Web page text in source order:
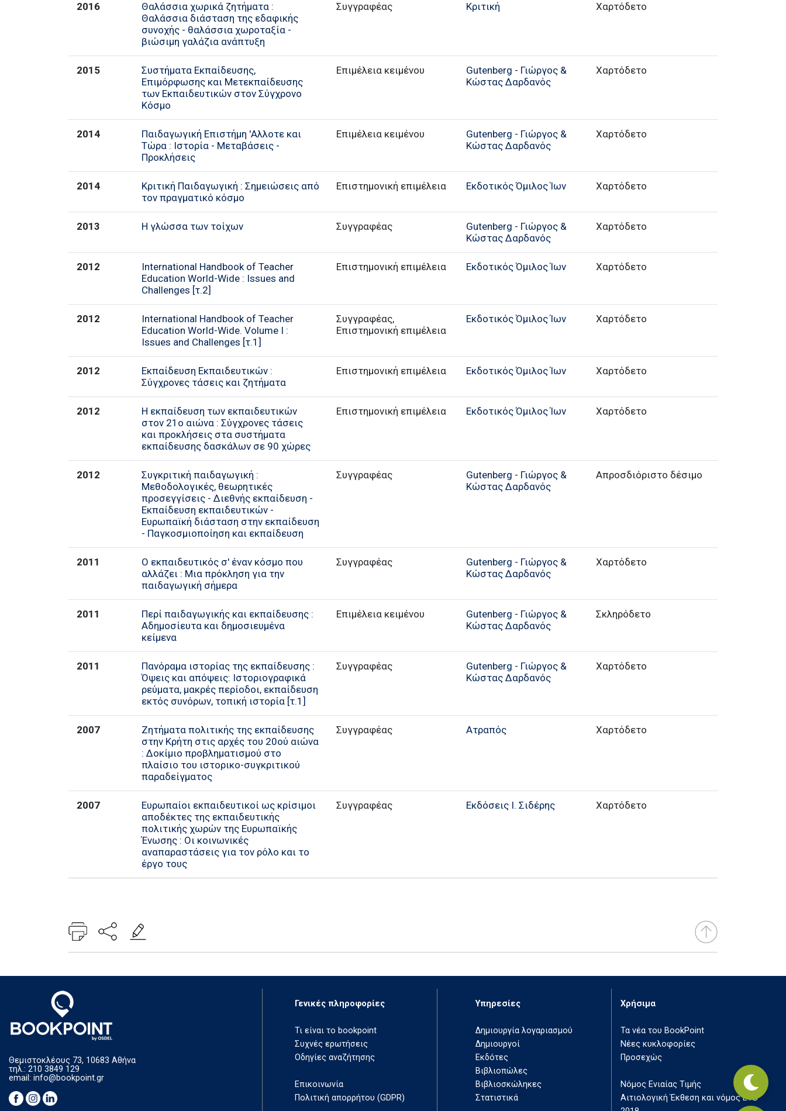
2016
Θαλάσσια χωρικά ζητήματα :
Θαλάσσια διάσταση της εδαφικής
συνοχής - θαλάσσια χωροταξία -
βιώσιμη γαλάζια ανάπτυξη
Συγγραφέας Κριτική Χαρτόδετο
2015
Συστήματα Εκπαίδευσης,
Επιμόρφωσης και Μετεκπαίδευσης
των Εκπαιδευτικών στον Σύγχρονο
Κόσμο
Επιμέλεια κειμένου
Gutenberg - Γιώργος &
Κώστας Δαρδανός
Χαρτόδετο
2014
Παιδαγωγική Επιστήμη 'Αλλοτε και
Τώρα : Ιστορία - Μεταβάσεις -
Προκλήσεις
Επιμέλεια κειμένου
Gutenberg - Γιώργος &
Κώστας Δαρδανός
Χαρτόδετο
2014
Κριτική Παιδαγωγική : Σημειώσεις από
τον πραγματικό κόσμο
Επιστημονική επιμέλεια Εκδοτικός Όμιλος Ίων Χαρτόδετο
2013 Η γλώσσα των τοίχων Συγγραφέας
Gutenberg - Γιώργος &
Κώστας Δαρδανός
Χαρτόδετο
2012
International Handbook of Teacher
Education World-Wide : Issues and
Challenges [τ.2]
Επιστημονική επιμέλεια Εκδοτικός Όμιλος Ίων Χαρτόδετο
2012
International Handbook of Teacher
Education World-Wide. Volume I :
Issues and Challenges [τ.1]
Συγγραφέας,
Επιστημονική επιμέλεια
Εκδοτικός Όμιλος Ίων Χαρτόδετο
2012
Εκπαίδευση Εκπαιδευτικών :
Σύγχρονες τάσεις και ζητήματα
Επιστημονική επιμέλεια Εκδοτικός Όμιλος Ίων Χαρτόδετο
2012
Η εκπαίδευση των εκπαιδευτικών
στον 21ο αιώνα : Σύγχρονες τάσεις
και προκλήσεις στα συστήματα
εκπαίδευσης δασκάλων σε 90 χώρες
Επιστημονική επιμέλεια Εκδοτικός Όμιλος Ίων Χαρτόδετο
2012
Συγκριτική παιδαγωγική :
Μεθοδολογικές, θεωρητικές
προσεγγίσεις - Διεθνής εκπαίδευση -
Εκπαίδευση εκπαιδευτικών -
Ευρωπαϊκή διάσταση στην εκπαίδευση
- Παγκοσμιοποίηση και εκπαίδευση
Συγγραφέας
Gutenberg - Γιώργος &
Κώστας Δαρδανός
Απροσδιόριστο δέσιμο
2011
Ο εκπαιδευτικός σ' έναν κόσμο που
αλλάζει : Μια πρόκληση για την
παιδαγωγική σήμερα
Συγγραφέας
Gutenberg - Γιώργος &
Κώστας Δαρδανός
Χαρτόδετο
2011
Περί παιδαγωγικής και εκπαίδευσης :
Αδημοσίευτα και δημοσιευμένα
κείμενα
Επιμέλεια κειμένου
Gutenberg - Γιώργος &
Κώστας Δαρδανός
Σκληρόδετο
2011
Πανόραμα ιστορίας της εκπαίδευσης :
Όψεις και απόψεις: Ιστοριογραφικά
ρεύματα, μακρές περίοδοι, εκπαίδευση
εκτός συνόρων, τοπική ιστορία [τ.1]
Συγγραφέας
Gutenberg - Γιώργος &
Κώστας Δαρδανός
Χαρτόδετο
2007
Ζητήματα πολιτικής της εκπαίδευσης
στην Κρήτη στις αρχές του 20ού αιώνα
: Δοκίμιο προβληματισμού στο
πλαίσιο του ιστορικο-συγκριτικού
παραδείγματος
Συγγραφέας Ατραπός Χαρτόδετο
2007
Ευρωπαίοι εκπαιδευτικοί ως κρίσιμοι
αποδέκτες της εκπαιδευτικής
πολιτικής χωρών της Ευρωπαϊκής
Ένωσης : Οι κοινωνικές
αναπαραστάσεις για τον ρόλο και το
έργο τους
Συγγραφέας Εκδόσεις Ι. Σιδέρης Χαρτόδετο
Θεμιστοκλέους 73, 10683 Αθήνα
τηλ.: 210 3849 129
email: info@bookpoint.gr
Γενικές πληροφορίες
Τι είναι το bookpoint
Συχνές ερωτήσεις
Οδηγίες αναζήτησης
Επικοινωνία
Πολιτική απορρήτου (GDPR)
Υπηρεσίες
Δημιουργία λογαριασμού
Δημιουργοί
Εκδότες
Βιβλιοπώλες
Βιβλιοσκώληκες
Στατιστικά
Χρήσιμα
Τα νέα του BookPoint
Νέες κυκλοφορίες
Προσεχώς
Νόμος Ενιαίας Τιμής
Αιτιολογική Έκθεση και νόμος ΕΤΒ